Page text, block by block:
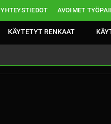
YHTEYSTIEDOT AVOIMET
KÄYTETYT RENKAAT